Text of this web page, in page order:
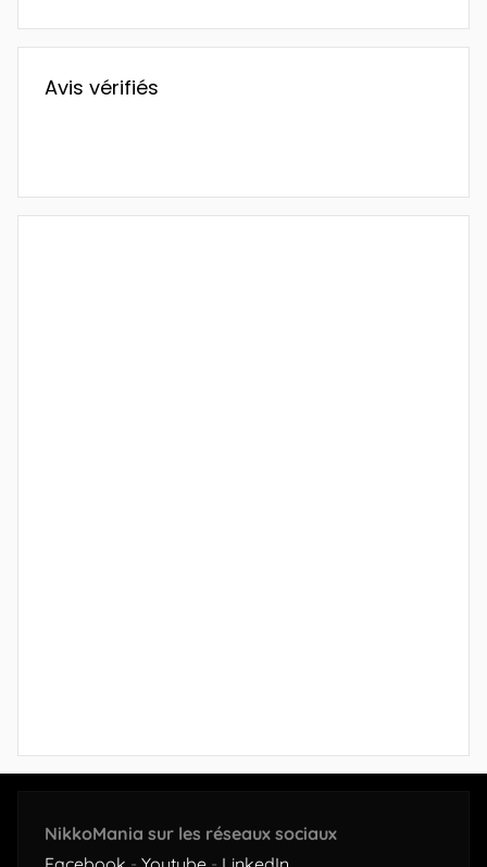
Avis vérifiés
NikkoMania sur les réseaux sociaux